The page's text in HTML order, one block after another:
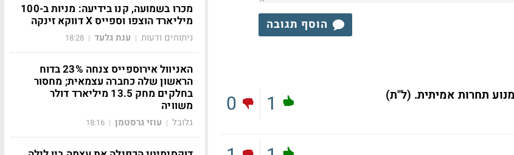
הוסף תגובה
תחרות אמיתית. (ל"ת) 1
0
מכרו בשמועה, קנו בידיעה: מניות ב-100
מיליארד הוצפו וספייס X דווקא זינקה
ניתוחים ודעות | ענת גלעד |
18:28
האניוול אירוספייס צנחה 23% בדוח
הראשון שלה כחברה עצמאית; מחסור
בחלקים מחק 13.5 מיליארד דולר
משוויה
גלובל | עוזי גרסטמן |
18:16